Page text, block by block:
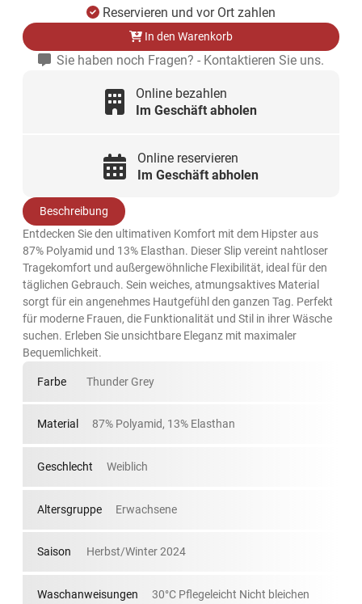
Reservieren und vor Ort zahlen
In den Warenkorb
Sie haben noch Fragen? - Kontaktieren Sie uns.
Online bezahlen
Im Geschäft abholen
Online reservieren
Im Geschäft abholen
Beschreibung
Entdecken Sie den ultimativen Komfort mit dem Hipster aus
87% Polyamid und 13% Elasthan. Dieser Slip vereint nahtloser
Tragekomfort und außergewöhnliche Flexibilität, ideal für den
täglichen Gebrauch. Sein weiches, atmungsaktives Material
sorgt für ein angenehmes Hautgefühl den ganzen Tag. Perfekt
für moderne Frauen, die Funktionalität und Stil in ihrer Wäsche
suchen. Erleben Sie unsichtbare Eleganz mit maximaler
Bequemlichkeit.
Farbe Thunder Grey
Material 87% Polyamid, 13% Elasthan
Geschlecht Weiblich
Altersgruppe Erwachsene
Saison Herbst/Winter 2024
Waschanweisungen 30°C Pflegeleicht Nicht bleichen